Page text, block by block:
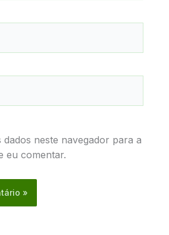
dados neste navegador para a
eu comentar.